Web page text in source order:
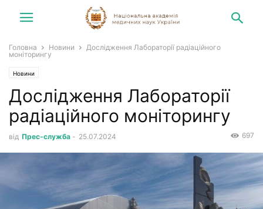
Головна Новини
Дослідження Лабораторії радіаційного
моніторингу
Новини
Дослідження Лабораторії
радіаційного моніторингу
від Прес-служба - 25.07.2024 697